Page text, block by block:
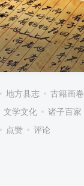
地方县志
古籍画卷
文学文化 诸子百家
点赞 评论